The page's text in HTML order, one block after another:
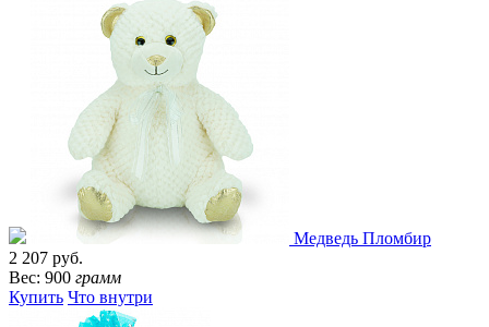
Медведь Пломбир
2 207 руб.
Вес: 900 грамм
Купить Что внутри